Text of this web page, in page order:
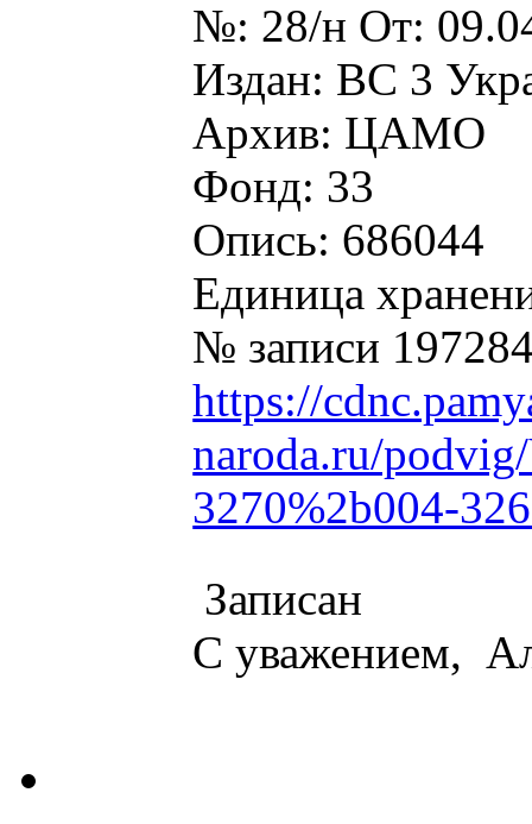
№: 28/н От:
Издан: ВС 3
Архив: ЦАМО
Фонд: 33
Опись: 686044
Единица
№ записи
https://
naroda.ru/
3270%2b004-
Записан
С уважением,